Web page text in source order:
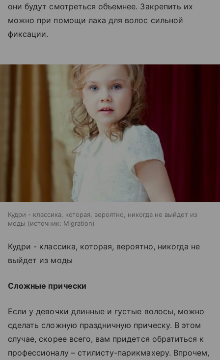
они будут смотреться объемнее. Закрепить их
можно при помощи лака для волос сильной
фиксации.
Кудри - классика, которая, вероятно, никогда не выйдет из
моды
источник: Migration
Кудри - классика, которая, вероятно, никогда не
выйдет из моды
Сложные прически
Если у девочки длинные и густые волосы, можно
сделать сложную праздничную прическу. В этом
случае, скорее всего, вам придется обратиться к
профессионалу – стилисту-парикмахеру. Впрочем,